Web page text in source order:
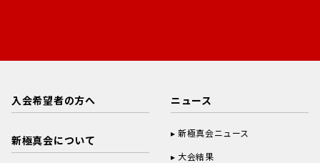
入会希望者の方へ
新極真会について
ニュース
新極真会ニュース
大会結果